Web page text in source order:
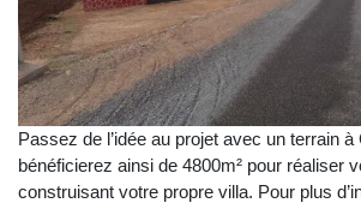
Passez de l’idée au projet avec un terrain
bénéficierez ainsi de 4800m² pour réaliser
construisant votre propre villa. Pour plus